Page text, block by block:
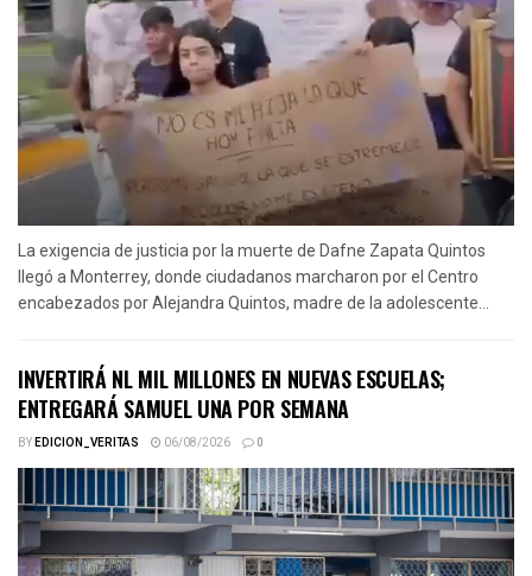
La exigencia de justicia por la muerte de Dafne Zapata Quintos
llegó a Monterrey, donde ciudadanos marcharon por el Centro
encabezados por Alejandra Quintos, madre de la adolescente...
INVERTIRÁ NL MIL MILLONES EN NUEVAS ESCUELAS;
ENTREGARÁ SAMUEL UNA POR SEMANA
BYEDICION_VERITAS 06/08/2026 0